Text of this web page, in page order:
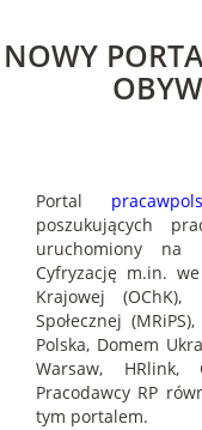
NOWY
Portal
poszukujących
uruchomiony na
Cyfryzację m.in.
Krajowej
Społecznej
Polska, Domem
Warsaw, HRlink,
Pracodawcy RP
tym portalem.